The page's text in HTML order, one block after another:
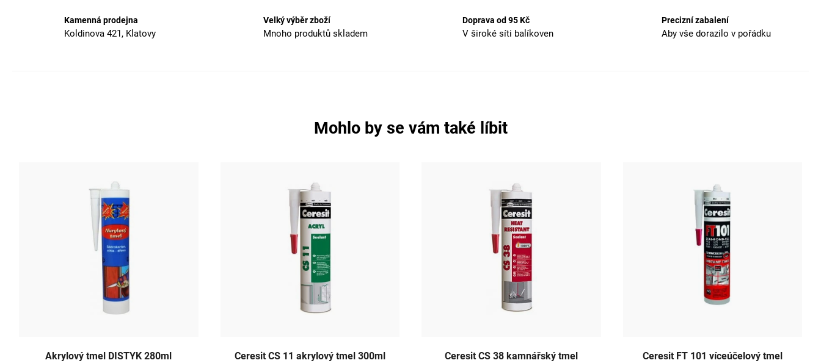
Kamenná prodejna
Koldinova 421, Klatovy
Velký výběr zboží
Mnoho produktů skladem
Doprava od 95 Kč
V široké síti balíkoven
Precizní zabalení
Aby vše dorazilo v pořádku
Mohlo by se vám také líbit
Akrylový tmel DISTYK 280ml Ceresit CS 11 akrylový tmel 300ml
Ceresit CS 38 kamnářský tmel
Ceresit FT 101 víceúčelový tmel